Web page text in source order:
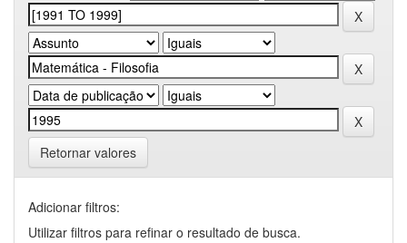
Retornar valores
Adicionar filtros:
Utilizar filtros para refinar o resultado de busca.